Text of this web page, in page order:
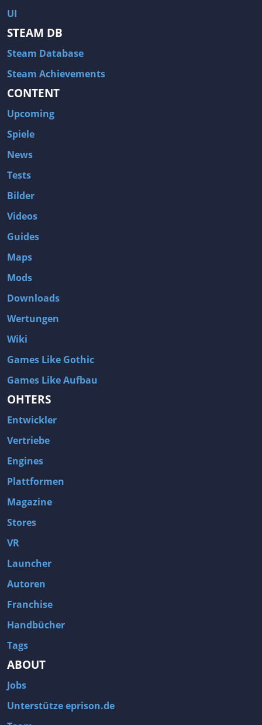
UI
STEAM DB
Steam Database
Steam Achievements
CONTENT
Upcoming
Spiele
News
Tests
Bilder
Videos
Guides
Maps
Mods
Downloads
Wertungen
Wiki
Games Like Gothic
Games Like Aufbau
OHTERS
Entwickler
Vertriebe
Engines
Plattformen
Magazine
Stores
VR
Launcher
Autoren
Franchise
Handbücher
Tags
ABOUT
Jobs
Unterstütze eprison.de